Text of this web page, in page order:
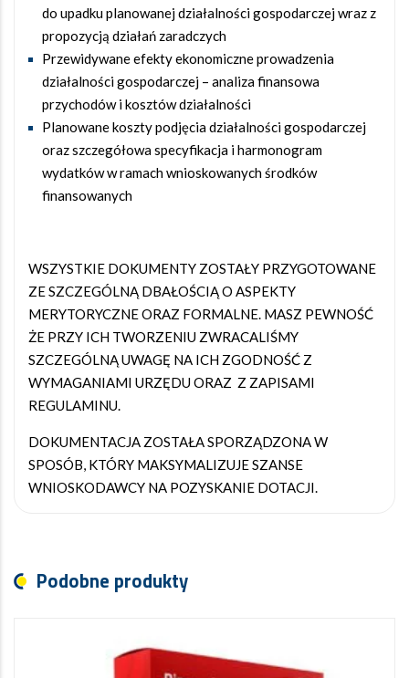
do upadku planowanej działalności gospodarczej wraz z
propozycją działań zaradczych
Przewidywane efekty ekonomiczne prowadzenia
działalności gospodarczej – analiza finansowa
przychodów i kosztów działalności
Planowane koszty podjęcia działalności gospodarczej
oraz szczegółowa specyfikacja i harmonogram
wydatków w ramach wnioskowanych środków
finansowanych
WSZYSTKIE DOKUMENTY ZOSTAŁY PRZYGOTOWANE
ZE SZCZEGÓLNĄ DBAŁOŚCIĄ O ASPEKTY
MERYTORYCZNE ORAZ FORMALNE. MASZ PEWNOŚĆ
ŻE PRZY ICH TWORZENIU ZWRACALIŚMY
SZCZEGÓLNĄ UWAGĘ NA ICH ZGODNOŚĆ Z
WYMAGANIAMI URZĘDU ORAZ Z ZAPISAMI
REGULAMINU.
DOKUMENTACJA ZOSTAŁA SPORZĄDZONA W
SPOSÓB, KTÓRY MAKSYMALIZUJE SZANSE
WNIOSKODAWCY NA POZYSKANIE DOTACJI.
Podobne produkty